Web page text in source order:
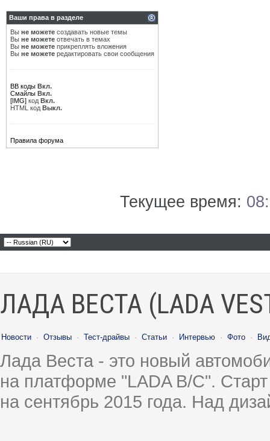
Ваши права в разделе
Вы не можете создавать новые темы
Вы не можете отвечать в темах
Вы не можете прикреплять вложения
Вы не можете редактировать свои сообщения
BB коды Вкл.
Смайлы Вкл.
[IMG] код Вкл.
HTML код Выкл.
Правила форума
Текущее время:
ЛАДА ВЕСТА (LADA
Новости · Отзывы · Тест-драйвы · Статьи · Интервью · Фото ·
Лада Веста - это новый
на платформе "LADA B/C".
на сентябрь 2015 года. Над